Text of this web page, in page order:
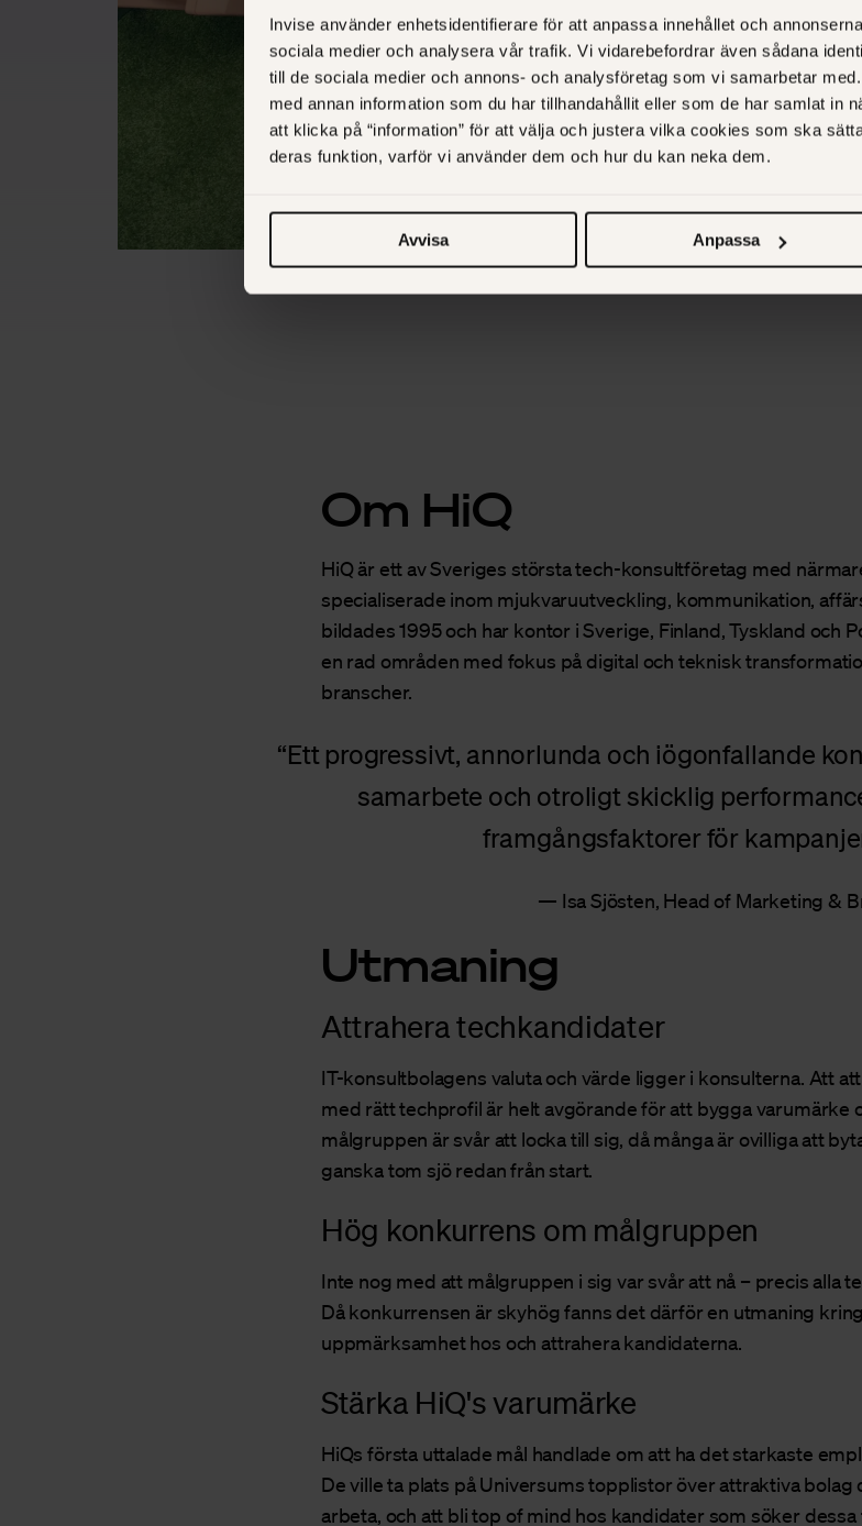
Invise använder enhetsidentifierare för att anpassa innehållet och
sociala medier och analysera vår trafik. Vi vidarebefordrar även sådana
till de sociala medier och annons- och analysföretag som vi samarbetar
med annan information som du har tillhandahållit eller som de har samlat in
att klicka på “information” för att välja och justera vilka cookies som ska
deras funktion, varför vi använder dem och hur du kan neka dem.
Avvisa Anpassa
Om HiQ
HiQ är ett av Sveriges största tech-konsultföretag med
specialiserade inom mjukvaruutveckling, kommunikation,
bildades 1995 och har kontor i Sverige, Finland, Tyskland och
en rad områden med fokus på digital och teknisk
branscher.
Ett progressivt, annorlunda och iögonfallande
samarbete och otroligt skicklig
framgångsfaktorer för
Isa Sjösten, Head of Marketing &
Utmaning
Attrahera techkandidater
IT-konsultbolagens valuta och värde ligger i konsulterna. Att
med rätt techprofil är helt avgörande för att bygga varumärke
målgruppen är svår att locka till sig, då många är ovilliga att
ganska tom sjö redan från start.
Hög konkurrens om målgruppen
Inte nog med att målgruppen i sig var svår att nå – precis alla
Då konkurrensen är skyhög fanns det därför en utmaning
uppmärksamhet hos och attrahera kandidaterna.
Stärka HiQ's varumärke
HiQs första uttalade mål handlade om att ha det starkaste
De ville ta plats på Universums topplistor över attraktiva bolag
arbeta, och att bli top of mind hos kandidater som söker dessa